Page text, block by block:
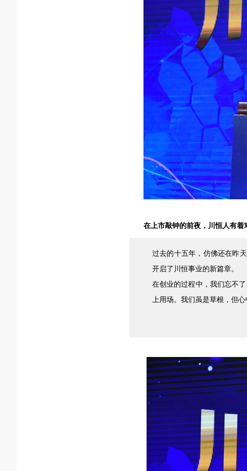
在上市敲钟的前夜，川恒人有着
过去的十五年，仿佛还在昨
开启了川恒事业的新篇章。
在创业的过程中，我们忘不
上用场。我们虽是草根，但心